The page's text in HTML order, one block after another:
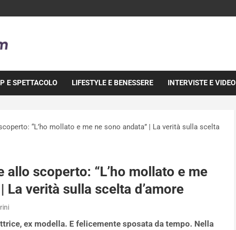
E SPETTACOLO LIFESTYLE E BENESSERE INTERVISTE E VIDEO
“L’ho mollato e me ne sono andata” | La verità sulla scelta
allo scoperto: “L’ho mollato e me
La verità sulla scelta d’amore
ex modella. E felicemente sposata da tempo. Nella